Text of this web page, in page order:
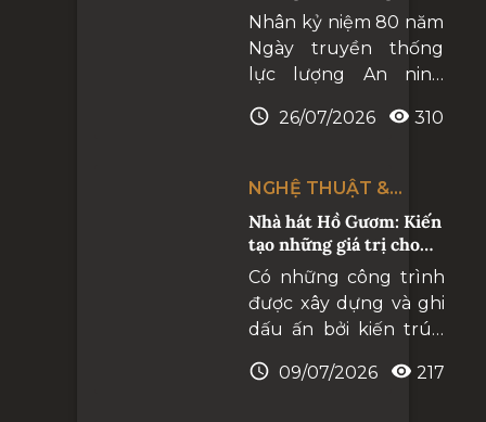
tinh hoa của nghệ
thuật thế giới đến
gần hơn với công
chúng Việt Nam.
năm vẻ vang
Nhân kỷ niệm 80 năm
Ngày truyền thống
lực lượng An ninh
Ngày truyền thống
ngoại (12/7/1946 -
12/7/2026), tối
25/7/2026, Cục An
ninh đối ngoại và Cục
Công tác chính trị, Bộ
Công an tổ chức
chương trình nghệ
thuật “Khát vọng và
Vinh quang” tại Nhà
26/07/2026 310
NGHỆ THUẬT &
CUỘC SỐNG
Nhà hát Hồ Gươm: Kiến
tạo những giá trị cho
tương lai
Có những công trình
được xây dựng và ghi
dấu ấn bởi kiến trúc,
những công trình
09/07/2026 217